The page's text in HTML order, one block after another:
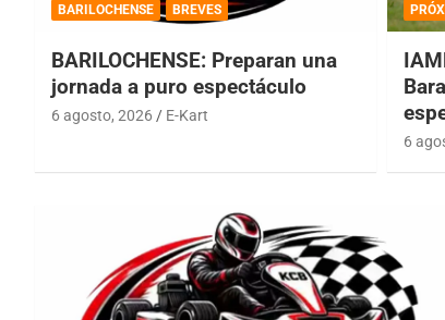
BARILOCHENSE BREVES
BARILOCHENSE: Preparan una
jornada a puro espectáculo
6 agosto, 2026 E-Kart
6